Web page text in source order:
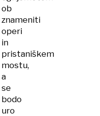
ob
znameniti
operi
in
pristaniškem
mostu,
a
se
bodo
uro